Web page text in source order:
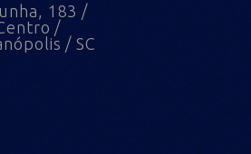
183 /
/
/ SC